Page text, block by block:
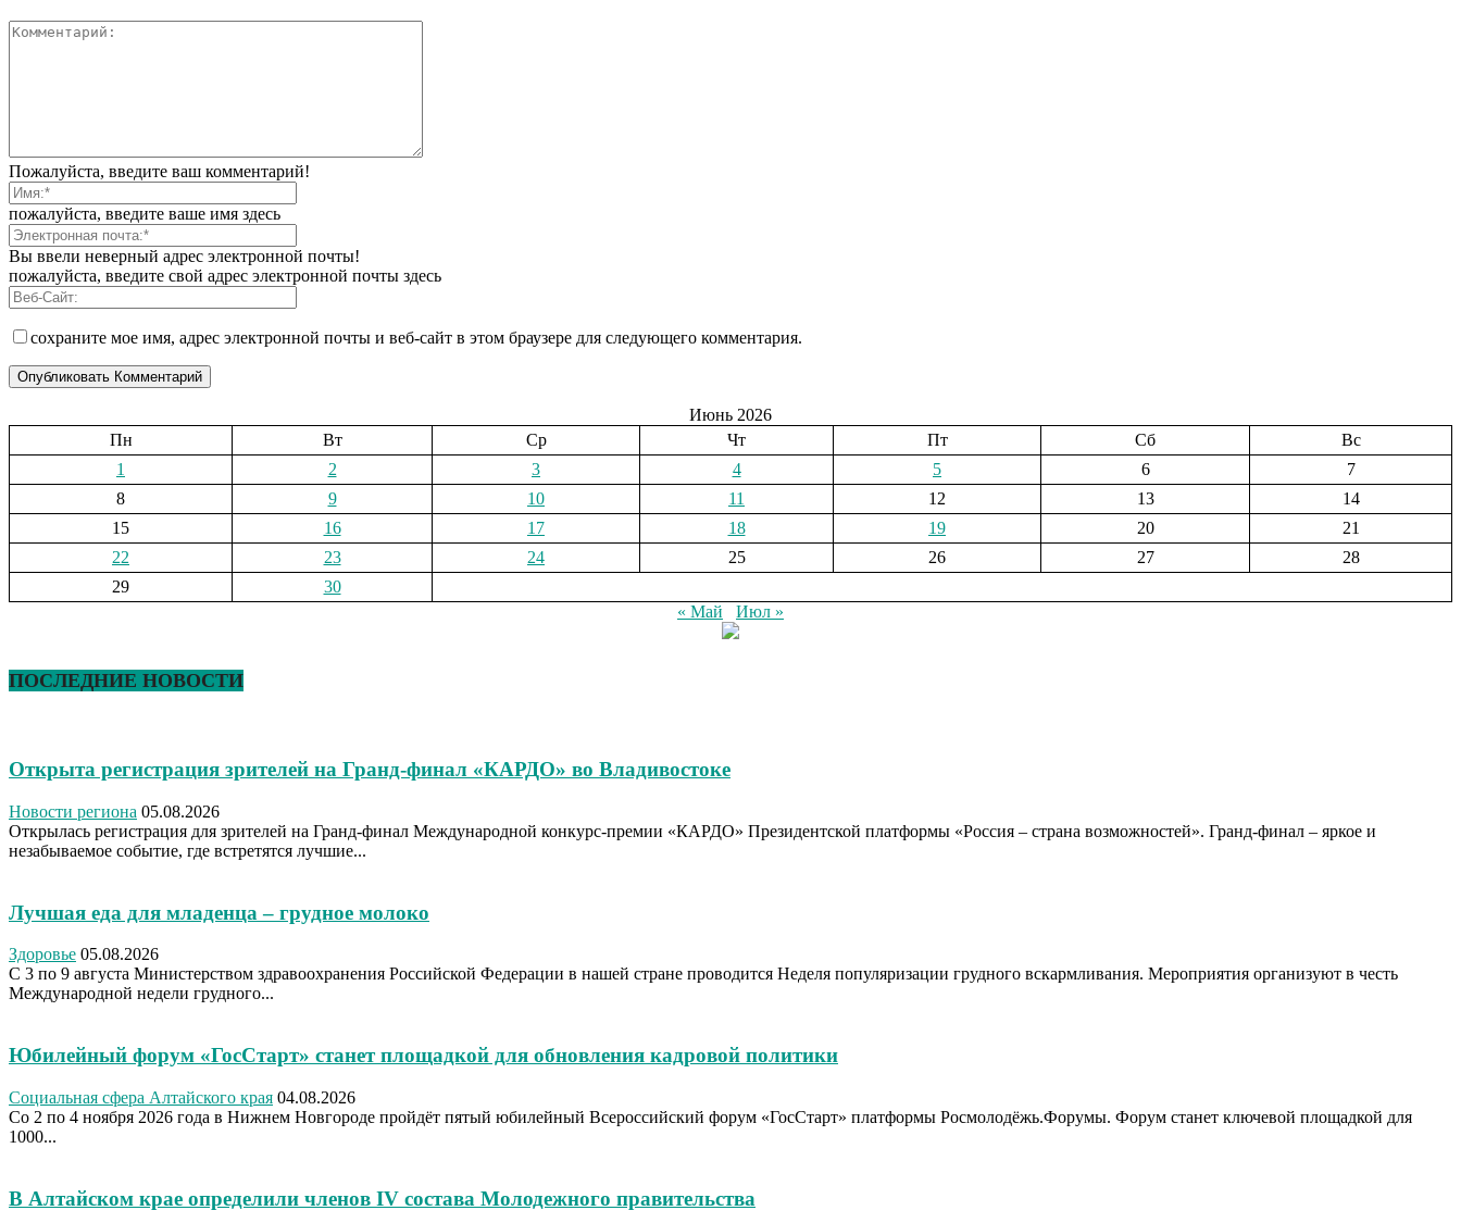
Пожалуйста, введите ваш комментарий!
пожалуйста, введите ваше имя здесь
Вы ввели неверный адрес электронной почты!
пожалуйста, введите свой адрес электронной почты здесь
сохраните мое имя, адрес электронной почты и веб-сайт в этом браузере для следующего комментария.
Июнь 2026
Пн
Вт Ср Чт Пт Сб
Вс
1
2 3 4 5 6
7
8
9 10 11 12 13
14
15
16 17 18 19 20
21
22
23 24 25 26 27
28
29
30
« Май
Июл »
ПОСЛЕДНИЕ НОВОСТИ
Открыта регистрация зрителей на Гранд-финал «КАРДО» во Владивостоке
Новости региона 05.08.2026
Открылась регистрация для зрителей на Гранд-финал Международной конкурс-премии «КАРДО» Президентской платформы «Россия – страна возможностей». Гранд-финал – яркое и
незабываемое событие, где встретятся лучшие...
Лучшая еда для младенца – грудное молоко
Здоровье 05.08.2026
С 3 по 9 августа Министерством здравоохранения Российской Федерации в нашей стране проводится Неделя популяризации грудного вскармливания. Мероприятия организуют в честь
Международной недели грудного...
Юбилейный форум «ГосСтарт» станет площадкой для обновления кадровой политики
Социальная сфера Алтайского края 04.08.2026
Со 2 по 4 ноября 2026 года в Нижнем Новгороде пройдёт пятый юбилейный Всероссийский форум «ГосСтарт» платформы Росмолодёжь.Форумы. Форум станет ключевой площадкой для
1000...
В Алтайском крае определили членов IV состава Молодежного правительства